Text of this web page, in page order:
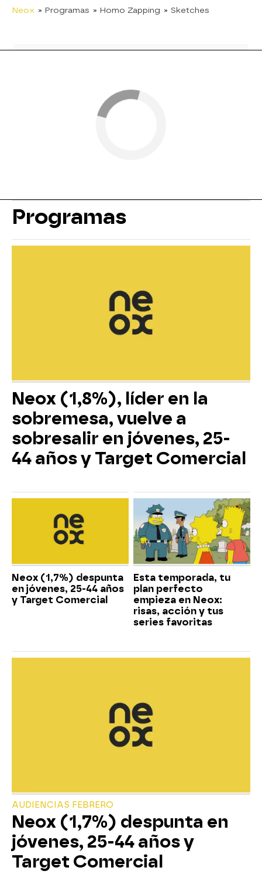
Neox » Programas » Homo Zapping » Sketches
Programas
Neox (1,8%), líder en la
sobremesa, vuelve a
sobresalir en jóvenes, 25-
44 años y Target Comercial
Neox (1,7%) despunta
en jóvenes, 25-44 años
y Target Comercial
Esta temporada, tu
plan perfecto
empieza en Neox:
risas, acción y tus
series favoritas
AUDIENCIAS FEBRERO
Neox (1,7%) despunta en
jóvenes, 25-44 años y
Target Comercial